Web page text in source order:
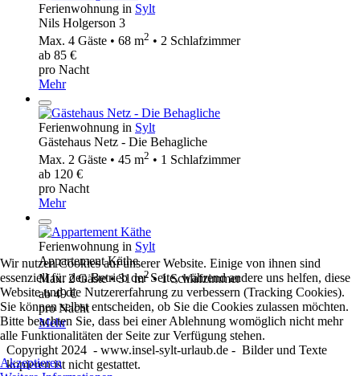
Ferienwohnung in Sylt
Nils Holgerson 3
Max. 4 Gäste • 68 m2 • 2 Schlafzimmer
ab 85 €
pro Nacht
Mehr
Ferienwohnung in Sylt
Gästehaus Netz - Die Behagliche
Max. 2 Gäste • 45 m2 • 1 Schlafzimmer
ab 120 €
pro Nacht
Mehr
Ferienwohnung in Sylt
Appartement Käthe
Max. 2 Gäste • 31 m2 • 1 Schlafzimmer
ab 49 €
pro Nacht
Mehr
Copyright 2024 - www.insel-sylt-urlaub.de - Bilder und Texte
kopieren ist nicht gestattet.
Wir nutzen Cookies auf unserer Website. Einige von ihnen sind
essenziell für den Betrieb der Seite, während andere uns helfen, diese
Website und die Nutzererfahrung zu verbessern (Tracking Cookies).
Sie können selbst entscheiden, ob Sie die Cookies zulassen möchten.
Bitte beachten Sie, dass bei einer Ablehnung womöglich nicht mehr
alle Funktionalitäten der Seite zur Verfügung stehen.
Akzeptieren